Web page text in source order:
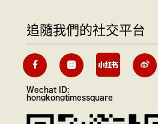
追隨我們的社交平台
Wechat ID:
hongkongtimessquare